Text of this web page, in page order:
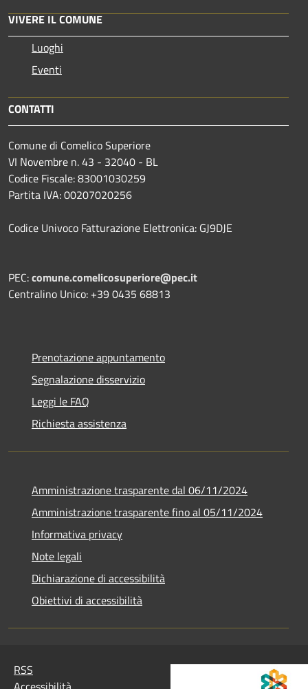
VIVERE IL COMUNE
Luoghi
Eventi
CONTATTI
Comune di Comelico Superiore
VI Novembre n. 43 - 32040 - BL
Codice Fiscale: 83001030259
Partita IVA: 00207020256
Codice Univoco Fatturazione Elettronica: GJ9DJE
PEC:comune.comelicosuperiore@pec.it
Centralino Unico: +39 0435 68813
Prenotazione appuntamento
Segnalazione disservizio
Leggi le FAQ
Richiesta assistenza
Amministrazione trasparente dal 06/11/2024
Amministrazione trasparente fino al 05/11/2024
Informativa privacy
Note legali
Dichiarazione di accessibilità
Obiettivi di accessibilità
RSS